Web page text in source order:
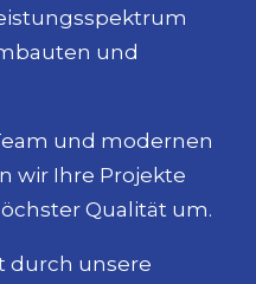
und
und modernen
wir Ihre Projekte
Qualität um.
durch unsere